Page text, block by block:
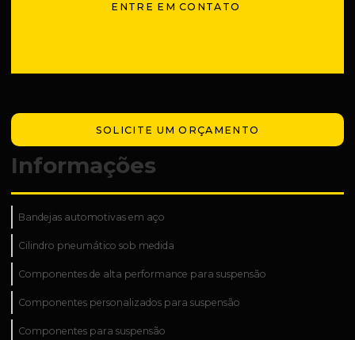
ENTRE EM CONTATO
SOLICITE UM ORÇAMENTO
Informações
Bandejas automotivas em aço
Cilindro pneumático sob medida
Componentes de alta performance para suspensão
Componentes personalizados para suspensão
Componentes para suspensão